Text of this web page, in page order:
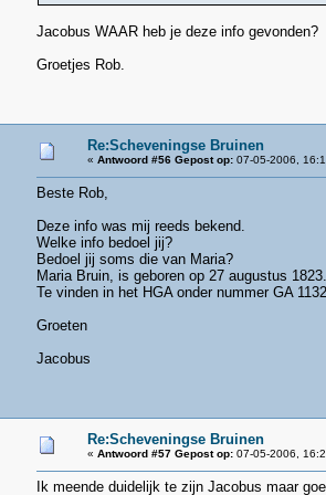
Jacobus WAAR heb je deze info gevonden?
Groetjes Rob.
Re:Scheveningse Bruinen
« Antwoord #56 Gepost op:07-05-2006,
Beste Rob,
Deze info was mij reeds bekend.
Welke info bedoel jij?
Bedoel jij soms die van Maria?
Maria Bruin, is geboren op 27 augustus 1823.
Te vinden in het HGA onder nummer GA
Groeten
Jacobus
Re:Scheveningse Bruinen
« Antwoord #57 Gepost op:07-05-2006,
Ik meende duidelijk te zijn Jacobus maar